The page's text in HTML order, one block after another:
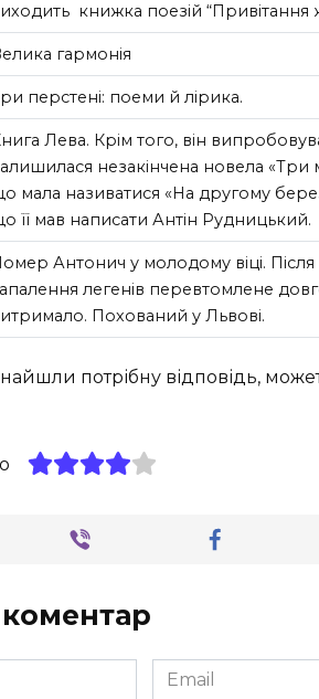
книжка поезій “Привітання
гармонія
перстені: поеми й лірика.
Лева. Крім того, він
незакінчена новела «Три
мала називатися «На другому
її мав написати Антін Рудницький.
Антонич у молодому віці.
легенів перевтомлене
Похований у Львові.
потрібну відповідь,
Email